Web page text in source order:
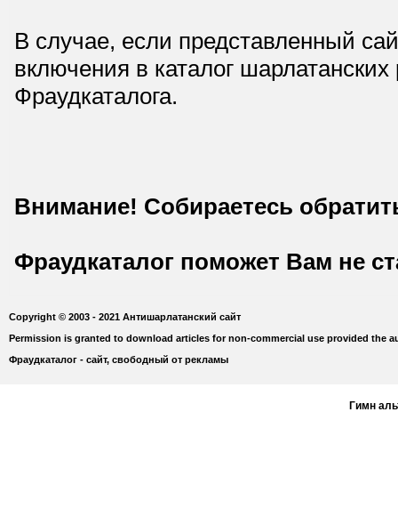
В случае, если представленный
включения в каталог
Фраудкаталога.
Внимание! Собираетесь
Фраудкаталог поможет Вам не
Copyright © 2003 - 2021 Антишарлатанский сайт
Permission is granted to download articles for non-commercial use provided the
Фраудкаталог - сайт, свободный от рекламы
Гимн